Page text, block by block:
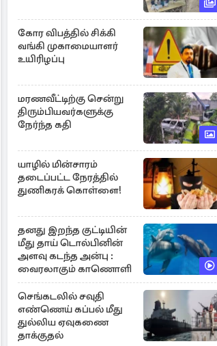
கோர விபத்தில் சிக்கி
வங்கி முகாமையாளர்
உயிரிழப்பு
மரணவீட்டிற்கு சென்று
திரும்பியவர்களுக்கு
நேர்ந்த கதி
யாழில் மின்சாரம்
தடைப்பட்ட நேரத்தில்
துணிகரக் கொள்ளை!
தனது இறந்த குட்டியின்
மீது தாய் டொல்பினின்
அளவு கடந்த அன்பு :
வைரலாகும் காணொளி
செங்கடலில் சவுதி
எண்ணெய் கப்பல் மீது
துல்லிய ஏவுகணை
தாக்குதல்